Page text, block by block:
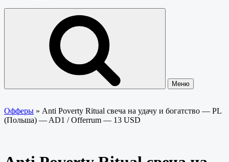
Меню
Офферы » Anti Poverty Ritual свеча на удачу и богатство — PL
(Польша) — AD1 / Offerrum — 13 USD